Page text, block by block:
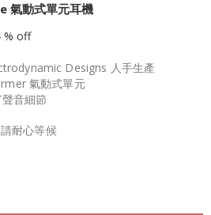
氣動式單元耳機
% off
Designs 人手生產
氣動式單元
音細節
耐心等候